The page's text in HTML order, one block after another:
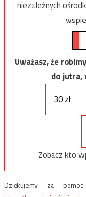
niezależnych
Uważasz, że
do jutra,
30 zł
Zobacz kto
Dziękujemy za